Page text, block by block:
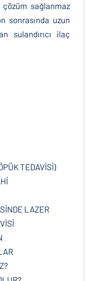
çözüm sağlanmaz
sonrasında uzun
sulandırıcı ilaç
TEDAVİSİ)
LAZER